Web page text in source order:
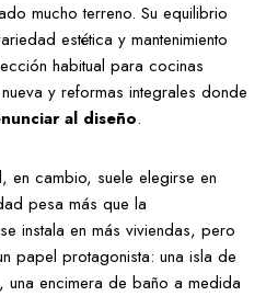
mucho terreno. Su equilibrio
estética y mantenimiento
habitual para cocinas
y reformas integrales donde
al diseño.
en cambio, suele elegirse en
pesa más que la
instala en más viviendas, pero
papel protagonista: una isla de
encimera de baño a medida